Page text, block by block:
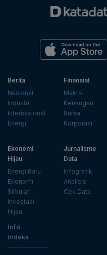
Berita
Nasional
Industri
Internasional
Energi
Finansial
Makro
Keuangan
Bursa
Korporasi
Ekonomi
Hijau
Energi Baru
Ekonomi
Sirkular
Investasi
Hijau
Jurnalisme
Data
Infografik
Analisis
Cek Data
Info
Indeks